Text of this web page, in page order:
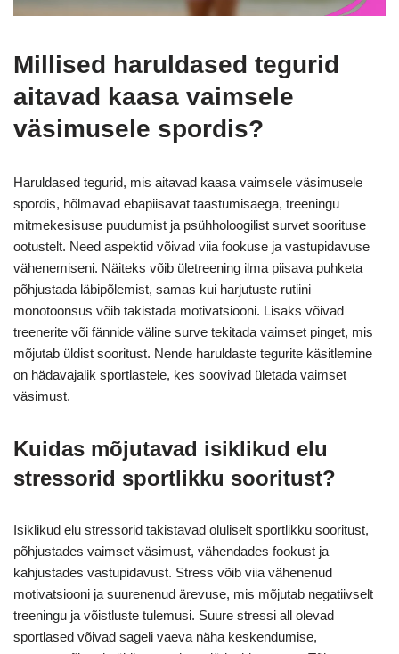
Millised haruldased tegurid
aitavad kaasa vaimsele
väsimusele spordis?
Haruldased tegurid, mis aitavad kaasa vaimsele väsimusele
spordis, hõlmavad ebapiisavat taastumisaega, treeningu
mitmekesisuse puudumist ja psühholoogilist survet soorituse
ootustelt. Need aspektid võivad viia fookuse ja vastupidavuse
vähenemiseni. Näiteks võib ületreening ilma piisava puhketa
põhjustada läbipõlemist, samas kui harjutuste rutiini
monotoonsus võib takistada motivatsiooni. Lisaks võivad
treenerite või fännide väline surve tekitada vaimset pinget, mis
mõjutab üldist sooritust. Nende haruldaste tegurite käsitlemine
on hädavajalik sportlastele, kes soovivad ületada vaimset
väsimust.
Kuidas mõjutavad isiklikud elu
stressorid sportlikku sooritust?
Isiklikud elu stressorid takistavad oluliselt sportlikku sooritust,
põhjustades vaimset väsimust, vähendades fookust ja
kahjustades vastupidavust. Stress võib viia vähenenud
motivatsiooni ja suurenenud ärevuse, mis mõjutab negatiivselt
treeningu ja võistluste tulemusi. Suure stressi all olevad
sportlased võivad sageli vaeva näha keskendumise,